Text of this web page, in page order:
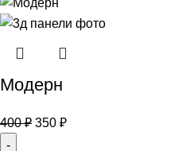
Модерн
400₽ 350 ₽